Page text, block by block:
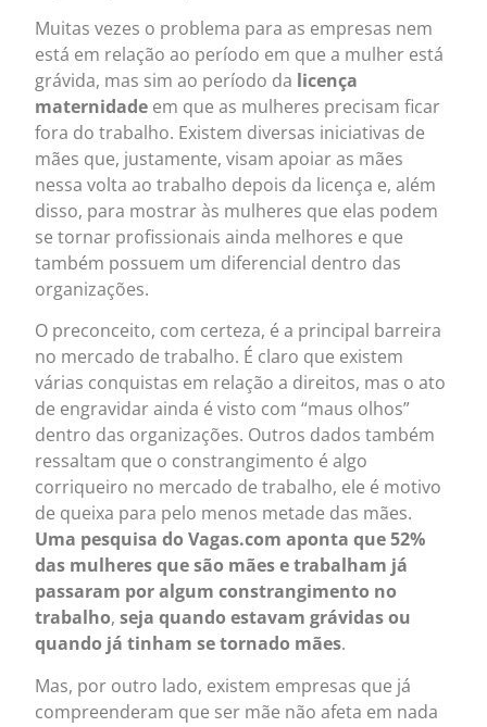
Muitas vezes o problema para as empresas nem
está em relação ao período em que a mulher está
grávida, mas sim ao período da licença
maternidade em que as mulheres precisam ficar
fora do trabalho. Existem diversas iniciativas de
mães que, justamente, visam apoiar as mães
nessa volta ao trabalho depois da licença e, além
disso, para mostrar às mulheres que elas podem
se tornar profissionais ainda melhores e que
também possuem um diferencial dentro das
organizações.
O preconceito, com certeza, é a principal barreira
no mercado de trabalho. É claro que existem
várias conquistas em relação a direitos, mas o ato
de engravidar ainda é visto com “maus olhos”
dentro das organizações. Outros dados também
ressaltam que o constrangimento é algo
corriqueiro no mercado de trabalho, ele é motivo
de queixa para pelo menos metade das mães.
Uma pesquisa do Vagas.com aponta que 52%
das mulheres que são mães e trabalham já
passaram por algum constrangimento no
trabalho, seja quando estavam grávidas ou
quando já tinham se tornado mães.
Mas, por outro lado, existem empresas que já
compreenderam que ser mãe não afeta em nada